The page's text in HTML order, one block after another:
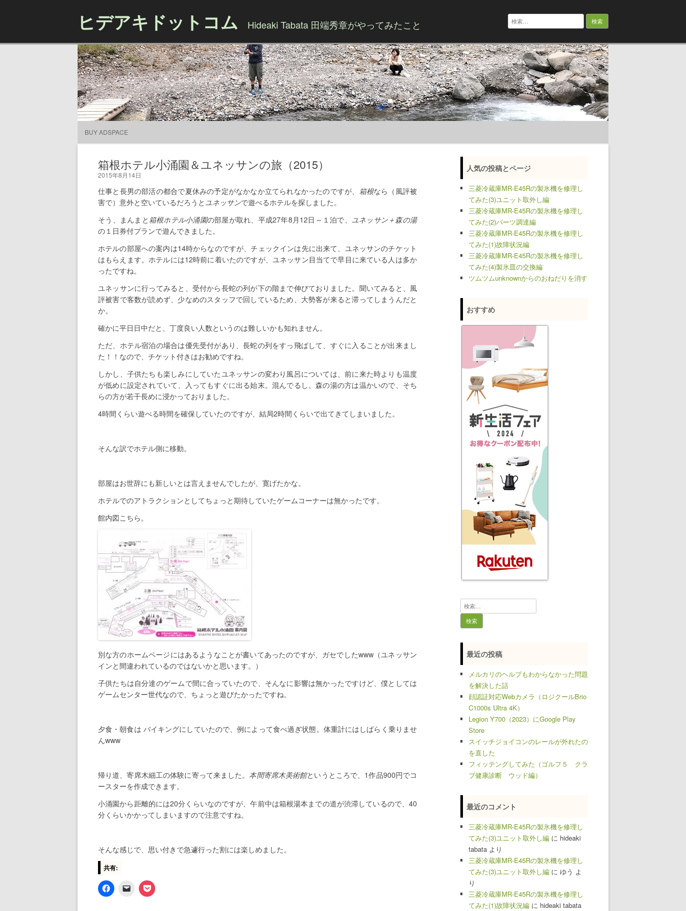
ヒデアキドットコム Hideaki Tabata 田端秀章がやってみたこと
検
索:
BUY ADSPACE
箱根ホテル小涌園＆ユネッサンの旅（2015）
2015年8月14日
仕事と長男の部活の都合で夏休みの予定がなかなか立てられなかったのですが、 箱根なら（風評被
害で）意外と空いているだろうとユネッサンで遊べるホテルを探しました。
そう、まんまと箱根ホテル小涌園の部屋が取れ、平成27年8月12日～１泊で、 ユネッサン＋森の湯
の１日券付プランで遊んできました。
ホテルの部屋への案内は14時からなのですが、チェックインは先に出来て、ユネッサンのチケット
はもらえます。ホテルには12時前に着いたのですが、ユネッサン目当てで早目に来ている人は多か
ったですね。
ユネッサンに行ってみると、受付から長蛇の列が下の階まで伸びておりました。聞いてみると、風
評被害で客数が読めず、少なめのスタッフで回しているため、大勢客が来ると滞ってしまうんだと
か。
確かに平日日中だと、丁度良い人数というのは難しいかも知れません。
ただ、ホテル宿泊の場合は優先受付があり、長蛇の列をすっ飛ばして、すぐに入ることが出来まし
た！！なので、チケット付きはお勧めですね。
しかし、子供たちも楽しみにしていたユネッサンの変わり風呂については、前に来た時よりも温度
が低めに設定されていて、入ってもすぐに出る始末。混んでるし。森の湯の方は温かいので、そち
らの方が若干長めに浸かっておりました。
4時間くらい遊べる時間を確保していたのですが、結局2時間くらいで出てきてしまいました。
そんな訳でホテル側に移動。
部屋はお世辞にも新しいとは言えませんでしたが、寛げたかな。
ホテルでのアトラクションとしてちょっと期待していたゲームコーナーは無かったです。
館内図こちら。
別な方のホームページにはあるようなことが書いてあったのですが、ガセでしたwww（ユネッサン
インと間違われているのではないかと思います。）
子供たちは自分達のゲームで間に合っていたので、そんなに影響は無かったですけど、僕としては
ゲームセンター世代なので、ちょっと遊びたかったですね。
夕食・朝食は バイキングにしていたので、例によって食べ過ぎ状態。体重計にはしばらく乗りませ
んwww
帰り道、寄席木細工の体験に寄って来ました。本間寄席木美術館というところで、1作品900円でコ
ースターを作成できます。
小涌園から距離的には20分くらいなのですが、午前中は箱根湯本までの道が渋滞しているので、40
分くらいかかってしまいますので注意ですね。
そんな感じで、思い付きで急遽行った割には楽しめました。
共有:
人気の投稿とページ
三菱冷蔵庫MR-E45Rの製氷機を修理し
てみた(3)ユニット取外し編
三菱冷蔵庫MR-E45Rの製氷機を修理し
てみた(2)パーツ調達編
三菱冷蔵庫MR-E45Rの製氷機を修理し
てみた(1)故障状況編
三菱冷蔵庫MR-E45Rの製氷機を修理し
てみた(4)製氷皿の交換編
ツムツムunknownからのおねだりを消す
おすすめ
検
索:
最近の投稿
メルカリのヘルプもわからなかった問題
を解決した話
顔認証対応Webカメラ（ロジクールBrio
C1000s Ultra 4K）
Legion Y700（2023）にGoogle Play
Store
スイッチジョイコンのレールが外れたの
を直した
フィッテングしてみた（ゴルフ５ クラ
ブ健康診断 ウッド編）
最近のコメント
三菱冷蔵庫MR-E45Rの製氷機を修理し
てみた(3)ユニット取外し編 に hideaki
tabata より
三菱冷蔵庫MR-E45Rの製氷機を修理し
てみた(3)ユニット取外し編 に ゆう よ
り
三菱冷蔵庫MR-E45Rの製氷機を修理し
てみた(1)故障状況編 に hideaki tabata